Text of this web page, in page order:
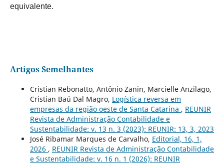
equivalente.
Artigos Semelhantes
Cristian Rebonatto, Antônio Zanin, Marcielle Anzilago,
Cristian Baú Dal Magro, Logística reversa em
empresas da região oeste de Santa Catarina , REUNIR
Revista de Administração Contabilidade e
Sustentabilidade: v. 13 n. 3 (2023): REUNIR: 13, 3, 2023
José Ribamar Marques de Carvalho, Editorial, 16, 1,
2026 , REUNIR Revista de Administração Contabilidade
e Sustentabilidade: v. 16 n. 1 (2026): REUNIR